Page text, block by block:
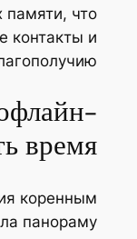
памяти, что
контакты и
время
коренным
панораму